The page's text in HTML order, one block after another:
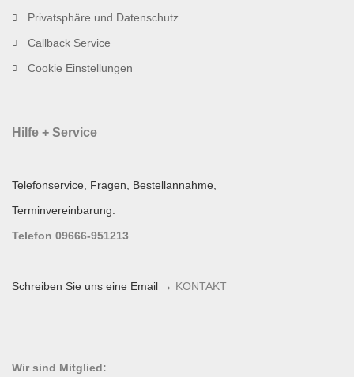
Privatsphäre und Datenschutz
Callback Service
Cookie Einstellungen
Hilfe + Service
Telefonservice, Fragen, Bestellannahme,
Terminvereinbarung:
Telefon 09666-951213
Schreiben Sie uns eine Email → KONTAKT
Wir sind Mitglied: